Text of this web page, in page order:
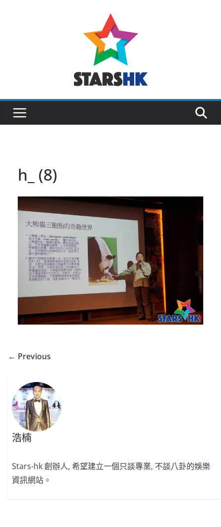
h_ (8)
← Previous
浩楠
Stars-hk 創辦人, 希望建立一個只談專業, 不談八卦的娛樂
資訊網站。